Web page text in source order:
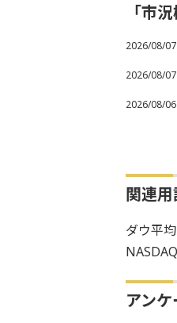
「市
2026/08/07
2026/08/07
2026/08/06
関連
ダウ平均
NASDAQ
アンケ